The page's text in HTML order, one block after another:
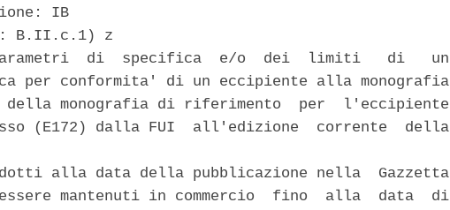
IB
B.II.c.1) z
di  specifica  e/o  dei  limiti   di   un
per conformita' di un eccipiente alla monografia
della monografia di riferimento  per  l'eccipiente
(E172) dalla FUI  all'edizione  corrente  della
alla data della pubblicazione nella  Gazzetta
mantenuti in commercio  fino  alla  data  di